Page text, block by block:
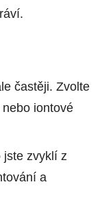
častěji. Zvolte
iontové
jste zvyklí z
a